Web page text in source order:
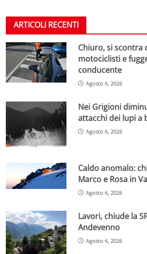
ARTICOLI RECENTI
Chiuro, si scontra
motociclisti e
conducente
Agosto 6, 2026
Nei Grigioni
attacchi dei lupi a
Agosto 6, 2026
Caldo anomalo:
Marco e Rosa in
Agosto 6, 2026
Lavori, chiude la
Andevenno
Agosto 6, 2026